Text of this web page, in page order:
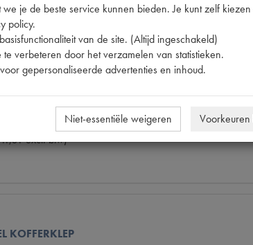
excl. btw)
KOFFERKLEP
je de beste service kunnen bieden. Je kunt zelf
policy.
van de site. (Altijd ingeschakeld)
verbeteren door het verzamelen van statistieken.
gepersonaliseerde advertenties en inhoud.
Niet-essentiële weigeren